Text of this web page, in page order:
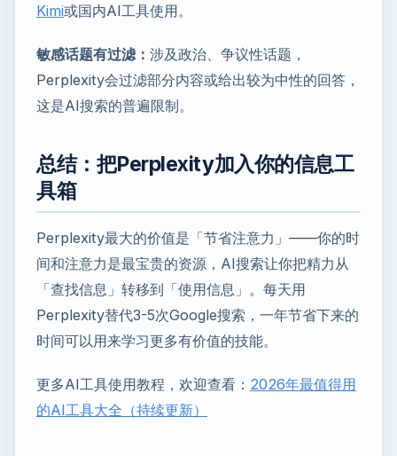
Kimi或国内AI工具使用。
敏感话题有过滤： 涉及政治、争议性话题，
Perplexity会过滤部分内容或给出较为中性的回答，
这是AI搜索的普遍限制。
总结：把Perplexity加入你的信息工
具箱
Perplexity最大的价值是「节省注意力」——你的时
间和注意力是最宝贵的资源，AI搜索让你把精力从
「查找信息」转移到「使用信息」。每天用
Perplexity替代3-5次Google搜索，一年节省下来的
时间可以用来学习更多有价值的技能。
更多AI工具使用教程，欢迎查看： 2026年最值得用
的AI工具大全（持续更新）